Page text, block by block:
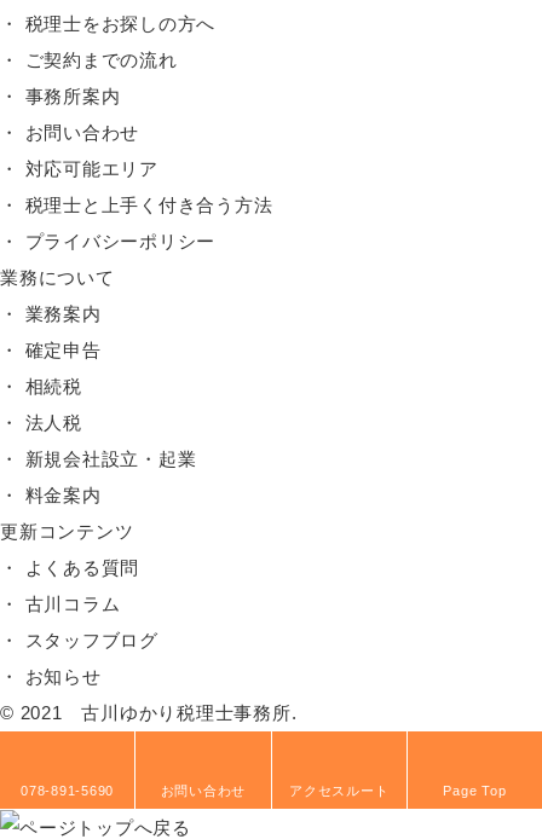
税理士をお探しの方へ
ご契約までの流れ
事務所案内
お問い合わせ
対応可能エリア
税理士と上手く付き合う方法
プライバシーポリシー
業務について
業務案内
確定申告
相続税
法人税
新規会社設立・起業
料金案内
更新コンテンツ
よくある質問
古川コラム
スタッフブログ
お知らせ
© 2021 古川ゆかり税理士事務所.
078-891-5690 お問い合わせ アクセスルート Page Top